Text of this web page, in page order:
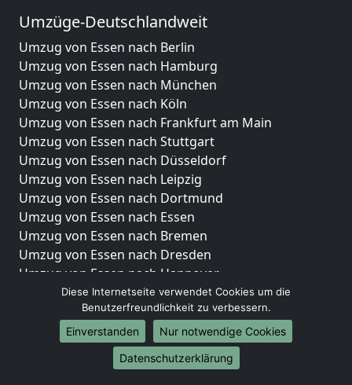
Umzüge-Deutschlandweit
Umzug von Essen nach Berlin
Umzug von Essen nach Hamburg
Umzug von Essen nach München
Umzug von Essen nach Köln
Umzug von Essen nach Frankfurt am Main
Umzug von Essen nach Stuttgart
Umzug von Essen nach Düsseldorf
Umzug von Essen nach Leipzig
Umzug von Essen nach Dortmund
Umzug von Essen nach Essen
Umzug von Essen nach Bremen
Umzug von Essen nach Dresden
Umzug von Essen nach Hannover
Umzug von Essen nach Nürnberg
Umzug von Essen nach Duisburg
Umzug von Essen nach Bochum
Umzug von Essen nach Wuppertal
Umzug von Essen nach Bielefeld
Diese Internetseite verwendet Cookies um die
Benutzerfreundlichkeit zu verbessern.
Einverstanden
Nur notwendige Cookies
Datenschutzerklärung